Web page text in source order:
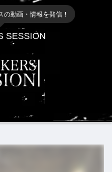
の動画・情報を発信！
SESSION